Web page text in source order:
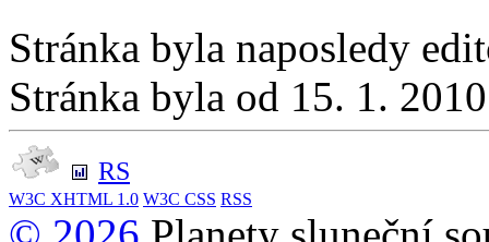
Stránka byla naposledy
Stránka byla od 15. 1.
RS
W3C XHTML 1.0 W3C CSS RSS